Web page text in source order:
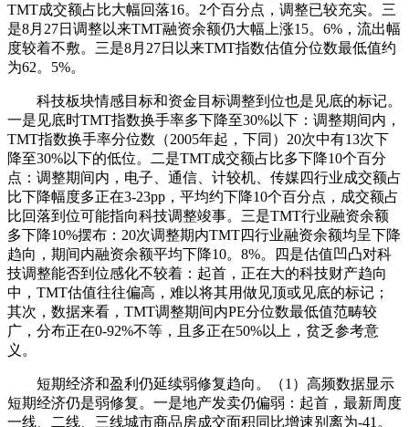
TMT成交额占比大幅回落16。2个百分点，调整已较充实。三
是8月27日调整以来TMT融资余额仍大幅上涨15。6%，流出幅
度较着不敷。三是8月27日以来TMT指数估值分位数最低值约
为62。5%。
科技板块情感目标和资金目标调整到位也是见底的标记。
一是见底时TMT指数换手率多下降至30%以下：调整期间内，
TMT指数换手率分位数（2005年起，下同）20次中有13次下
降至30%以下的低位。二是TMT成交额占比多下降10个百分
点：调整期间内，电子、通信、计较机、传媒四行业成交额占
比下降幅度多正在3-23pp，平均约下降10个百分点，成交额占
比回落到位可能指向科技调整竣事。三是TMT行业融资余额
多下降10%摆布：20次调整期内TMT四行业融资余额均呈下降
趋向，期间内融资余额平均下降10。8%。四是估值凹凸对科
技调整能否到位感化不较着：起首，正在大的科技财产趋向
中，TMT估值往往偏高，难以将其用做见顶或见底的标记；
其次，数据来看，TMT调整期间内PE分位数最低值范畴较
广，分布正在0-92%不等，且多正在50%以上，贫乏参考意
义。
短期经济和盈利仍延续弱修复趋向。（1）高频数据显示
短期经济仍是弱修复。一是地产发卖仍偏弱：起首，最新周度
一线、二线、三线城市商品房成交面积同比增速别离为-41。